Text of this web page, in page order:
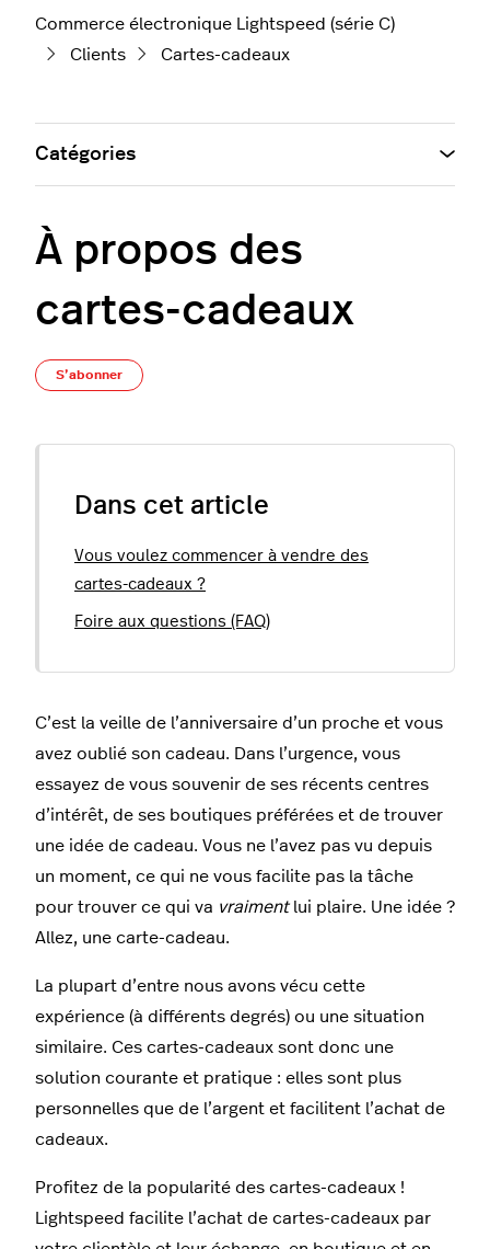
Commerce électronique Lightspeed (série C)
Clients
Cartes-cadeaux
À propos des
cartes-cadeaux
S’abonner
Dans cet article
Vous voulez commencer à vendre des
cartes-cadeaux ?
Foire aux questions (FAQ)
C’est la veille de l’anniversaire d’un proche et vous
avez oublié son cadeau. Dans l’urgence, vous
essayez de vous souvenir de ses récents centres
d’intérêt, de ses boutiques préférées et de trouver
une idée de cadeau. Vous ne l’avez pas vu depuis
un moment, ce qui ne vous facilite pas la tâche
pour trouver ce qui va vraimentlui plaire. Une idée ?
Allez, une carte-cadeau.
La plupart d’entre nous avons vécu cette
expérience (à différents degrés) ou une situation
similaire. Ces cartes-cadeaux sont donc une
solution courante et pratique : elles sont plus
personnelles que de l’argent et facilitent l’achat de
cadeaux.
Profitez de la popularité des cartes-cadeaux !
Lightspeed facilite l’achat de cartes-cadeaux par
Catégories